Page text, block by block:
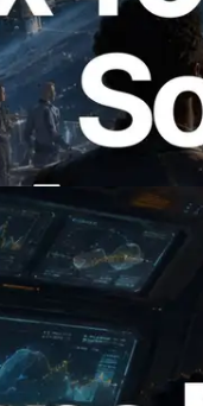
compatible
IA paient à la
besoin